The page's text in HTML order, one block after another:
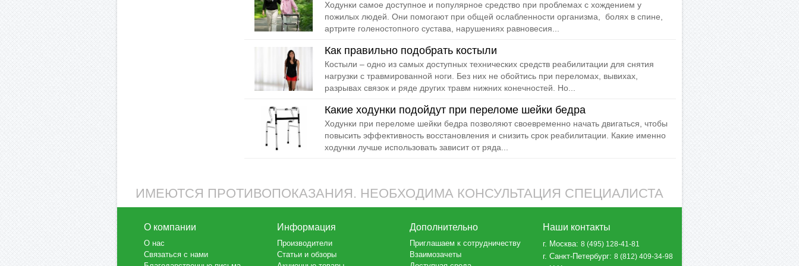
Ходунки самое доступное и популярное средство при проблемах с хождением у
пожилых людей. Они помогают при общей ослабленности организма, болях в спине,
артрите голеностопного сустава, нарушениях равновесия...
Как правильно подобрать костыли
Костыли – одно из самых доступных технических средств реабилитации для снятия
нагрузки с травмированной ноги. Без них не обойтись при переломах, вывихах,
разрывах связок и ряде других травм нижних конечностей. Но...
Какие ходунки подойдут при переломе шейки бедра
Ходунки при переломе шейки бедра позволяют своевременно начать двигаться, чтобы
повысить эффективность восстановления и снизить срок реабилитации. Какие именно
ходунки лучше использовать зависит от ряда...
ИМЕЮТСЯ ПРОТИВОПОКАЗАНИЯ. НЕОБХОДИМА КОНСУЛЬТАЦИЯ СПЕЦИАЛИСТА
О компании
О нас
Связаться с нами
Информация
Производители
Статьи и обзоры
Дополнительно
Приглашаем к сотрудничеству
Взаимозачеты
Наши контакты
г. Москва:8 (495) 128-41-81
г. Санкт-Петербург:8 (812) 409-34-98